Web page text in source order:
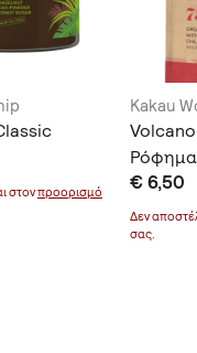
στονπροορισμό
Kakau
€ 6,50
Δεν
σας.